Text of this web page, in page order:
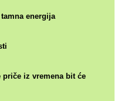
energija
iz vremena bit će